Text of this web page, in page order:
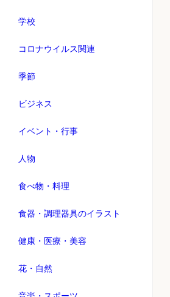
学校
コロナウイルス関連
季節
ビジネス
イベント・行事
人物
食べ物・料理
食器・調理器具のイラスト
健康・医療・美容
花・自然